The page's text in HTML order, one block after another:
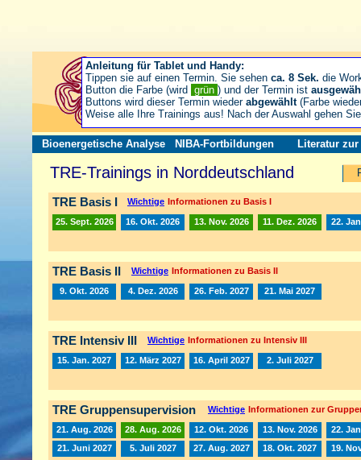
Bioenergetische Analyse NIBA-Fortbildungen Literatur zur
TRE-Trainings in Norddeutschland
TRE Basis I Wichtige Informationen zu Basis I
25. Sept. 2026 16. Okt. 2026 13. Nov. 2026 11. Dez. 2026 22.
TRE Basis II Wichtige Informationen zu Basis II
9. Okt. 2026 4. Dez. 2026 26. Feb. 2027 21. Mai 2027
TRE Intensiv III Wichtige Informationen zu Intensiv III
15. Jan. 2027 12. März 2027 16. April 2027 2. Juli 2027
TRE Gruppensupervision Wichtige Informationen zur
21. Aug. 2026 28. Aug. 2026 12. Okt. 2026 13. Nov. 2026
22.
21. Juni 2027
5. Juli 2027 27. Aug. 2027 18. Okt. 2027 19.
Anleitung für Tablet und Handy:
Tippen sie auf einen Termin. Sie sehen ca. 8 Sek. die
Button die Farbe (wird grün ) und der Termin ist
Buttons wird dieser Termin wieder abgewählt(Farbe
Weise alle Ihre Trainings aus! Nach der Auswahl gehen